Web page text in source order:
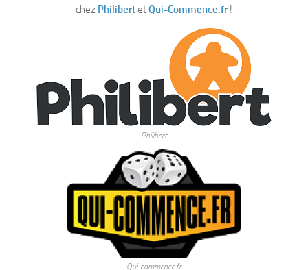
chez PhilibertetQui-Commence.fr!
Philibert
Qui-commence.fr